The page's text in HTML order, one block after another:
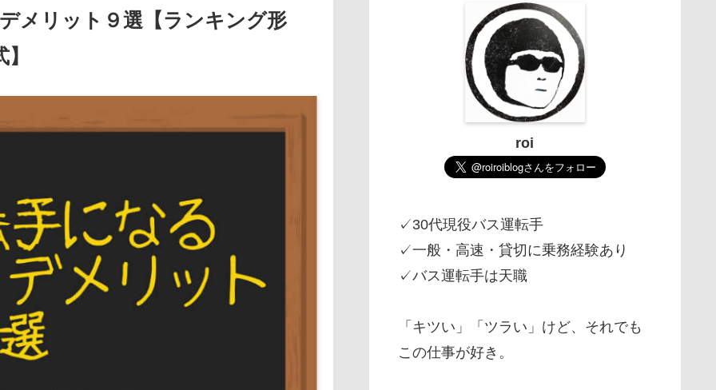
メリット９選【ランキング形
roi
✓30代現役バス運転手
✓一般・高速・貸切に乗務経験あり
✓バス運転手は天職
「キツい」「ツラい」けど、それでも
この仕事が好き。